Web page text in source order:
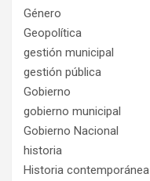
Género
Geopolítica
gestión municipal
gestión pública
Gobierno
gobierno municipal
Gobierno Nacional
historia
Historia contemporánea